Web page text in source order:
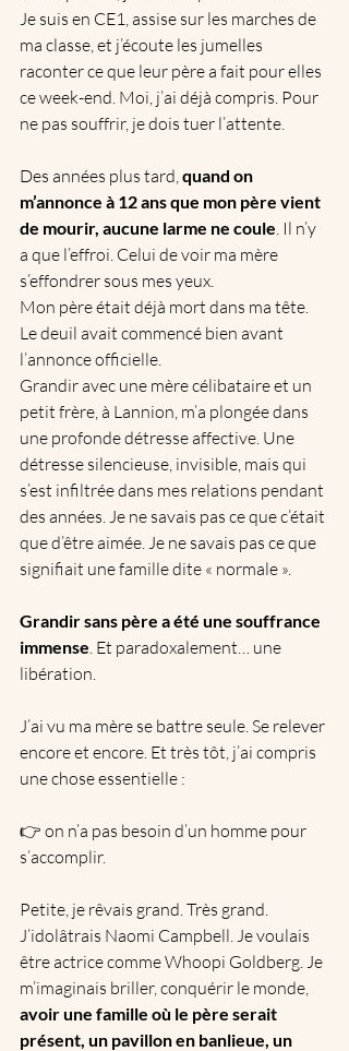
Je suis en CE1, assise sur les marches de
ma classe, et j’écoute les jumelles
raconter ce que leur père a fait pour elles
ce week-end. Moi, j’ai déjà compris. Pour
ne pas souffrir, je dois tuer l’attente.
Des années plus tard, quand on
m’annonce à 12 ans que mon père vient
de mourir, aucune larme ne coule . Il n’y
a que l’effroi. Celui de voir ma mère
s’effondrer sous mes yeux.
Mon père était déjà mort dans ma tête.
Le deuil avait commencé bien avant
l’annonce officielle.
Grandir avec une mère célibataire et un
petit frère, à Lannion, m’a plongée dans
une profonde détresse affective. Une
détresse silencieuse, invisible, mais qui
s’est infiltrée dans mes relations pendant
des années. Je ne savais pas ce que c’était
que d’être aimée. Je ne savais pas ce que
signifiait une famille dite « normale ».
Grandir sans père a été une souffrance
immense . Et paradoxalement… une
libération.
J’ai vu ma mère se battre seule. Se relever
encore et encore. Et très tôt, j’ai compris
une chose essentielle :
👉 on n’a pas besoin d’un homme pour
s’accomplir.
Petite, je rêvais grand. Très grand.
J’idolâtrais Naomi Campbell. Je voulais
être actrice comme Whoopi Goldberg. Je
m’imaginais briller, conquérir le monde,
avoir une famille où le père serait
présent, un pavillon en banlieue, un